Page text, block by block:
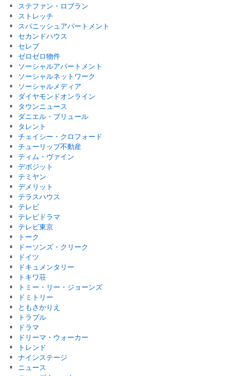
ステファン・ロブラン
ストレッチ
スパニッシュアパートメント
セカンドハウス
セレブ
ゼロゼロ物件
ソーシャルアパートメント
ソーシャルネットワーク
ソーシャルメディア
ダイヤモンドオンライン
タウンニュース
ダニエル・ブリュール
タレント
チェイシー・クロフォード
チューリップ不動産
ティム・ヴァイン
デポジット
テミヤン
デメリット
テラスハウス
テレビ
テレビドラマ
テレビ東京
トーク
ドーソンズ・クリーク
ドイツ
ドキュメンタリー
トキワ荘
トミー・リー・ジョーンズ
ドミトリー
ともさかりえ
トラブル
ドラマ
ドリーマ・ウォーカー
トレンド
ナインステージ
ニュース